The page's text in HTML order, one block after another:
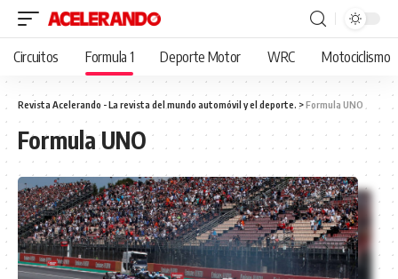
Circuitos Formula 1 Deporte Motor WRC Motociclismo
Revista Acelerando - La revista del mundo automóvil y el deporte. >Formula UNO
Formula UNO